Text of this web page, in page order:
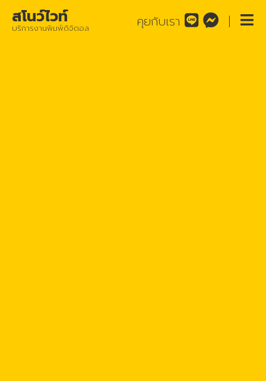
สโนว์ไวท์
บริการงานพิมพ์ดิจิตอล คุยกับเรา |